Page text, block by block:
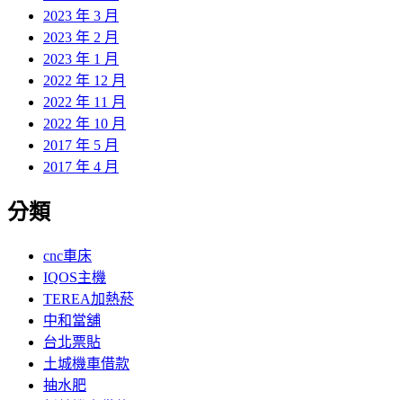
2023 年 3 月
2023 年 2 月
2023 年 1 月
2022 年 12 月
2022 年 11 月
2022 年 10 月
2017 年 5 月
2017 年 4 月
分類
cnc車床
IQOS主機
TEREA加熱菸
中和當舖
台北票貼
土城機車借款
抽水肥